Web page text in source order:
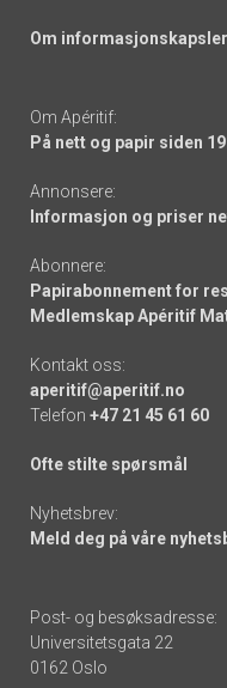
Om informasjonskapsler
Om Apéritif:
På nett og papir siden
Annonsere:
Informasjon og priser
Abonnere:
Papirabonnement for
Medlemskap Apéritif
Kontakt oss:
aperitif@aperitif.no
Telefon +47 21 45 61 60
Ofte stilte spørsmål
Nyhetsbrev:
Meld deg på våre
Post- og besøksadresse:
Universitetsgata 22
0162 Oslo